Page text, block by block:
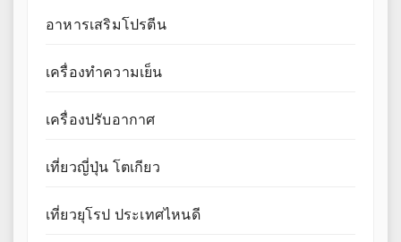
อาหารเสริมโปรตีน
เครื่องทำความเย็น
เครื่องปรับอากาศ
เที่ยวญี่ปุ่น โตเกียว
เที่ยวยุโรป ประเทศไหนดี